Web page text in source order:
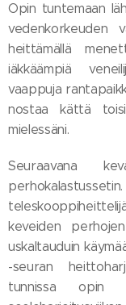
Opin tuntemaan
vedenkorkeuden
heittämällä
iäkkäämpiä
vaappuja
nostaa kättä
mielessäni.
Seuraavana
keveiden
uskaltauduin
-seuran
tunnissa opin